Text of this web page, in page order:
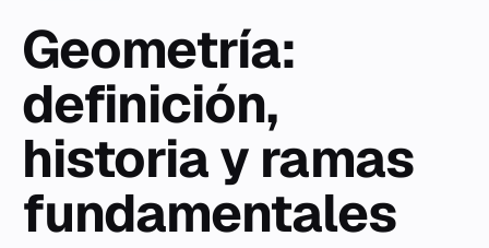
Geometría:
definición,
historia y ramas
fundamentales